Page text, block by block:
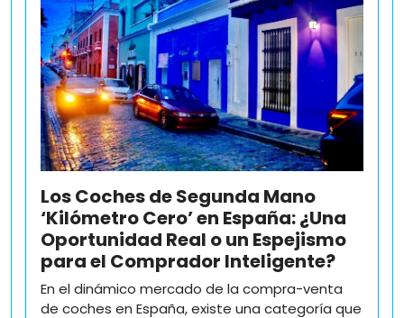
Los Coches de Segunda Mano
‘Kilómetro Cero’ en España: ¿Una
Oportunidad Real o un Espejismo
para el Comprador Inteligente?
En el dinámico mercado de la compra-venta
de coches en España, existe una categoría que